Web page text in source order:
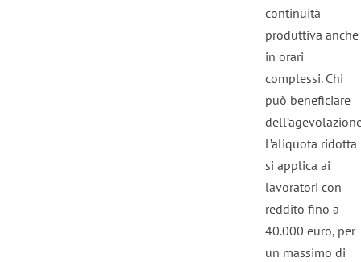
continuità
produttiva anche
in orari
complessi. Chi
può beneficiare
L’aliquota ridotta
si applica ai
lavoratori con
reddito fino a
40.000 euro, per
un massimo di